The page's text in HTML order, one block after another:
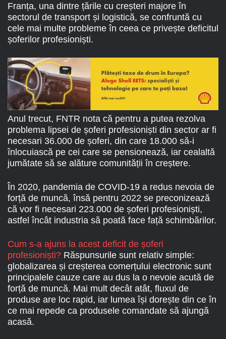
Franța, una dintre țările cu creșteri majore în
sectorul de transport și logistică, se confruntă cu
cele mai multe probleme în ceea ce privește deficitul
șoferilor profesioniști.
Anul trecut, FNTR nota că pentru a putea rezolva
problema lipsei de șoferi profesioniști din sector ar fi
necesari 36.000 de șoferi, din care 18.000 să-i
înlocuiască pe cei care se pensionează, iar cealaltă
jumătate să se alăture comunității în creștere.
În 2020, pandemia de COVID-19 a redus nevoia de
forță de muncă, însă pentru 2022 se preconizează
că vor fi necesari 223.000 de șoferi profesioniști,
astfel încât industria să poată face față schimbărilor.
Cum s-a ajuns la acest deficit de șoferi
profesioniști? Răspunsurile sunt relativ simple:
globalizarea și creșterea comerțului electronic sunt
principalele cauze care au dus la o nevoie acută de
forță de muncă. Mai mult decât atât, fluxul de
produse are loc rapid, iar lumea își dorește din ce în
ce mai repede ca produsele comandate să ajungă
acasă.